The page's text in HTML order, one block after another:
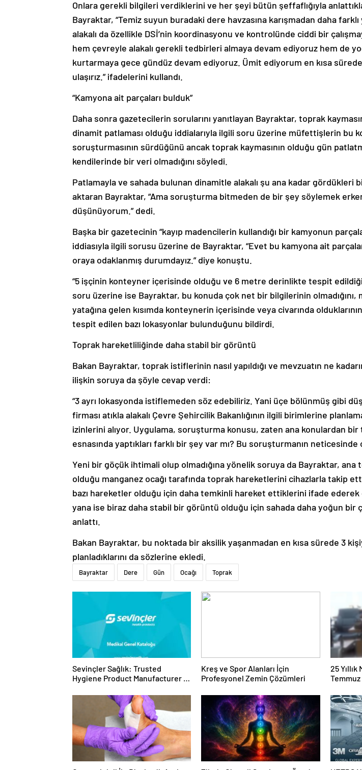
Onlara gerekli bilgileri verdiklerini ve her şeyi bütün şeffaflığıyla
Bayraktar, “Temiz suyun buradaki dere havzasına karışmadan daha farklı
alakalı da özellikle DSİ’nin koordinasyonu ve kontrolünde ciddi bir
hem çevreyle alakalı gerekli tedbirleri almaya devam ediyoruz hem de
kurtarmaya gece gündüz devam ediyoruz. Ümit ediyorum en kısa
ulaşırız.” ifadelerini kullandı.
“Kamyona ait parçaları bulduk”
Daha sonra gazetecilerin sorularını yanıtlayan Bayraktar, toprak
dinamit patlaması olduğu iddialarıyla ilgili soru üzerine müfettişlerin bu
soruşturmasının sürdüğünü ancak toprak kaymasının olduğu gün
kendilerinde bir veri olmadığını söyledi.
Patlamayla ve sahada bulunan dinamitle alakalı şu ana kadar gördükleri bir
aktaran Bayraktar, “Ama soruşturma bitmeden de bir şey söylemek
düşünüyorum.” dedi.
Başka bir gazetecinin “kayıp madencilerin kullandığı bir kamyonun
iddiasıyla ilgili sorusu üzerine de Bayraktar, “Evet bu kamyona ait
oraya odaklanmış durumdayız.” diye konuştu.
“5 işçinin konteyner içerisinde olduğu ve 6 metre derinlikte tespit
soru üzerine ise Bayraktar, bu konuda çok net bir bilgilerinin
yatağına gelen kısımda konteynerin içerisinde veya civarında
tespit edilen bazı lokasyonlar bulunduğunu bildirdi.
Toprak hareketliliğinde daha stabil bir görüntü
Bakan Bayraktar, toprak istiflerinin nasıl yapıldığı ve mevzuatın ne
ilişkin soruya da şöyle cevap verdi:
“3 ayrı lokasyonda istiflemeden söz edebiliriz. Yani üçe bölünmüş gibi
firması atıkla alakalı Çevre Şehircilik Bakanlığının ilgili birimlerine
izinlerini alıyor. Uygulama, soruşturma konusu, zaten ana konulardan
esnasında yaptıkları farklı bir şey var mı? Bu soruşturmanın neticesinde
Yeni bir göçük ihtimali olup olmadığına yönelik soruya da Bayraktar, ana
olduğu manganez ocağı tarafında toprak hareketlerini cihazlarla takip
bazı hareketler olduğu için daha temkinli hareket ettiklerini ifade ederek
yana ise biraz daha stabil bir görüntü olduğu için sahada daha yoğun bir
anlattı.
Bakan Bayraktar, bu noktada bir aksilik yaşanmadan en kısa sürede 3
planladıklarını da sözlerine ekledi.
Bayraktar Dere Gün Ocağı Toprak
Sevinçler Sağlık: Trusted
Hygiene Product Manufacturer in
Kreş ve Spor Alanları İçin
Profesyonel Zemin Çözümleri
25 Yıllık
Temmuz